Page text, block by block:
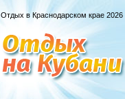
Отдых в Краснодарском крае 2026